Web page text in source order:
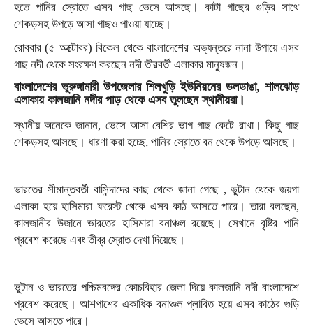
হতে পানির স্রোতে এসব গাছ ভেসে আসছে। কাটা গাছের গুড়ির সাথে
শেকড়সহ উপড়ে আসা গাছও পাওয়া যাচ্ছে।
রোববার (৫ অক্টোবর) বিকেল থেকে বাংলাদেশের অভ্যন্তরে নানা উপায়ে এসব
গাছ নদী থেকে সংরক্ষণ করছেন নদী তীরবর্তী এলাকার মানুষজন।
বাংলাদেশের ভুরুঙ্গামারী উপজেলার শিলখুড়ি ইউনিয়নের ডলডাঙা, শালঝোড়
এলাকায় কালজানি নদীর পাড় থেকে এসব তুলছেন স্থানীয়রা।
স্থানীয় অনেকে জানান, ভেসে আসা বেশির ভাগ গাছ কেটে রাখা। কিছু গাছ
শেকড়সহ আসছে। ধারণা করা হচ্ছে, পানির স্রোতে বন থেকে উপড়ে আসছে।
ভারতের সীমান্তবর্তী বাসিন্দাদের কাছ থেকে জানা গেছে , ভুটান থেকে জয়গা
এলাকা হয়ে হাসিমারা ফরেস্ট থেকে এসব কাঠ আসতে পারে। তারা বলছেন,
কালজানীর উজানে ভারতের হাসিমারা বনাঞ্চল রয়েছে। সেখানে বৃষ্টির পানি
প্রবেশ করেছে এবং তীব্র স্রোত দেখা দিয়েছে।
ভুটান ও ভারতের পশ্চিমবঙ্গের কোচবিহার জেলা দিয়ে কালজানি নদী বাংলাদেশে
প্রবেশ করেছে। আশপাশের একাধিক বনাঞ্চল প্লাবিত হয়ে এসব কাঠের গুড়ি
ভেসে আসতে পারে।